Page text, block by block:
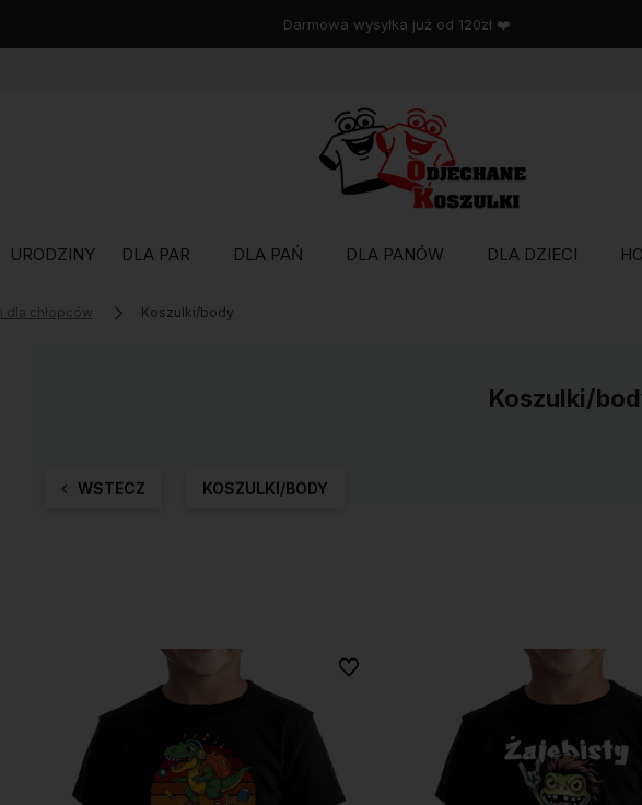
Wysyłka w 48 godzin
URODZINY DLA PAR DLA PAŃ DLA PANÓW DLA DZIECI
dla chłopców Koszulki/body
Koszulki/
WSTECZ KOSZULKI/BODY
Do ulubionych